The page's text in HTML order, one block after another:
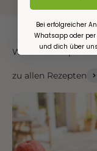
Weitere Rezepte
zu allen Rezepten
Bei erfolgreicher
Whatsapp oder per
und dich über